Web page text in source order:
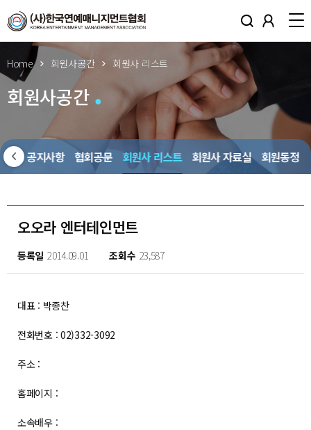
Home 회원사공간 회원사 리스트
회원사공간
원사 공지사항 협회공문 회원사 리스트 회원사 자료실 회원동정
오오라 엔터테인먼트
등록일 2014.09.01 조회수 23,587
대표 : 박종찬
전화번호 : 02)332-3092
주소 :
홈페이지 :
소속배우 :